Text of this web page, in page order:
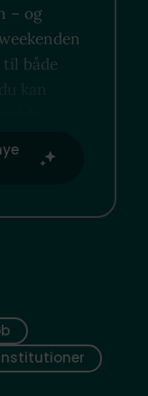
– og
til både
kan